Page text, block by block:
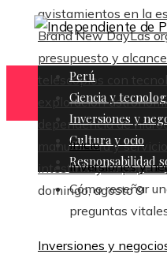
avistamientos en la
Brand New DayLas
presupuesto y
telescopios con
exploración
dependencia de
manufactura y servicios
intestinal y su papel
domingo, agosto 9
Perú
Ciencia y
Inversiones y
Cultura y ocio
Responsabilidad
Inicio
Inversiones y
Cómo reseñar
preguntas
Inversiones y